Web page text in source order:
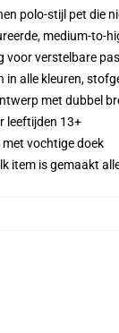
polo-stijl pet die
medium-to-
voor verstelbare
in alle kleuren,
met dubbel
leeftijden 13+
vochtige doek
item is gemaakt